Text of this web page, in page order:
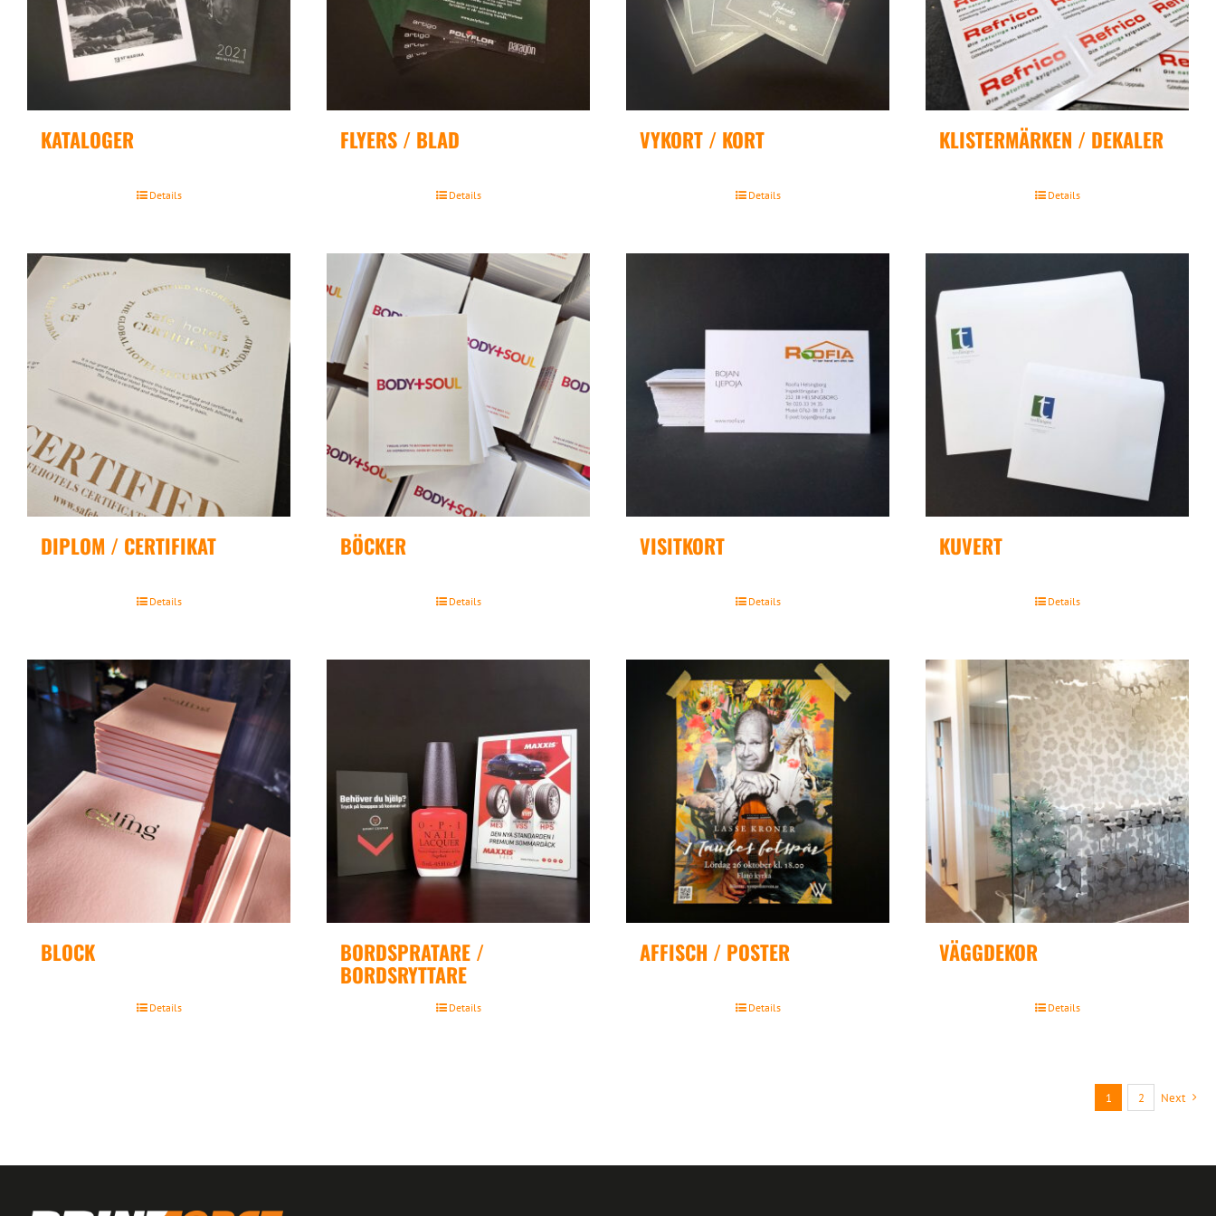
KATALOGER
Details
FLYERS / BLAD
Details
VYKORT / KORT
Details
KLISTERMÄRKEN / DEKALER
Details
DIPLOM / CERTIFIKAT
Details
BÖCKER
Details
VISITKORT
Details
KUVERT
Details
BLOCK
Details
BORDSPRATARE /
BORDSRYTTARE
Details
AFFISCH / POSTER
Details
VÄGGDEKOR
Details
1 2 Next